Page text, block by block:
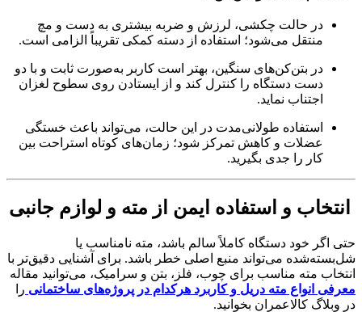
در حالت چکشی، لرزش و ضربه بیشتری به دست و مچ
منتقل می‌شود؛ استفاده از دسته کمکی تقریباً الزامی است.
در بتن‌کن‌های سنگین، بهتر است کاربر به‌صورت ثابت و با دو
دست دستگاه را کنترل کند و از ایستادن روی سطوح لغزان
اجتناب نماید.
استفاده طولانی‌مدت در این حالت، می‌تواند باعث خستگی
عضلات و کاهش تمرکز شود؛ زمان‌های کوتاه استراحت بین
کار را جدی بگیرید.
انتخاب و استفاده ایمن از مته و لوازم جانبی
حتی اگر خود دستگاه کاملاً سالم باشد، مته نامناسب یا
شل‌بسته‌شده می‌تواند منبع اصلی خطر باشد. برای آشنایی دقیق‌تر با
انتخاب مته مناسب برای چوب، فلز، بتن و سرامیک، می‌توانید مقاله
معرفی انواع مته دریل و کاربرد هرکدام در پروژه‌های ساختمانی را
در وبلاگ کالاعمران بخوانید.